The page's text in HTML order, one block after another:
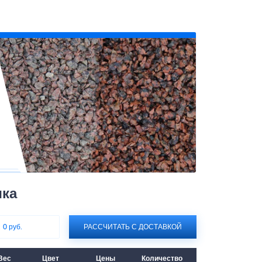
0 руб. РАССЧИТАТЬ С ДОСТАВКОЙ
Цвет Цены Количество